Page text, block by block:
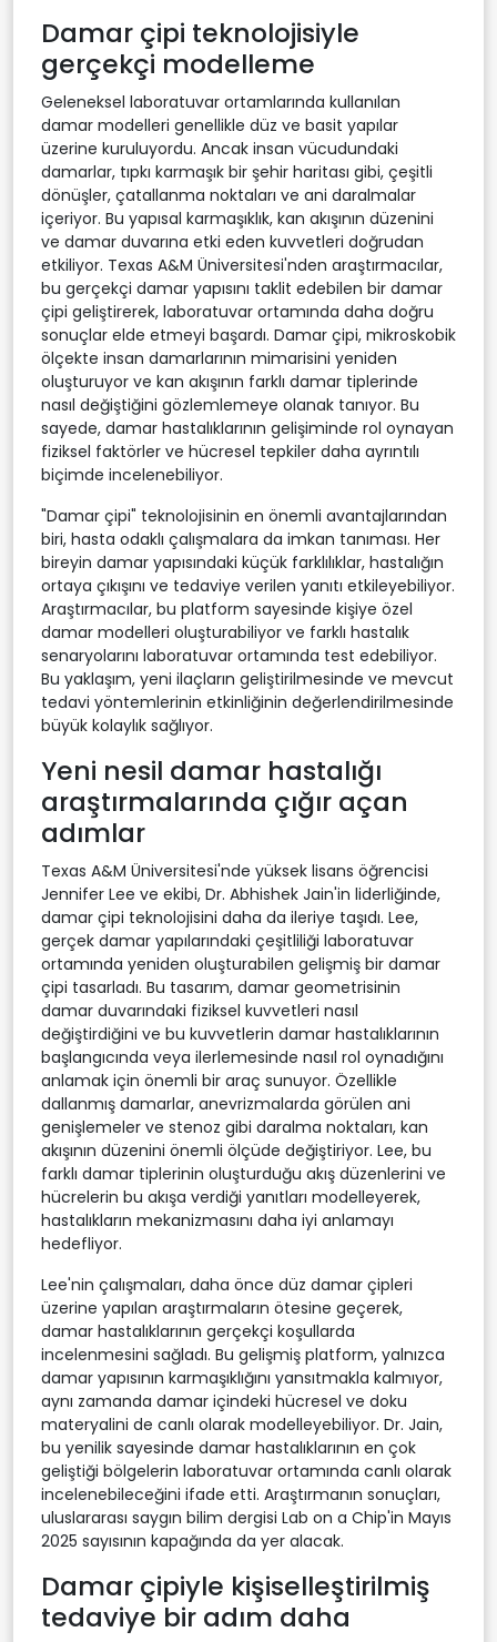
Damar çipi teknolojisiyle
gerçekçi modelleme
Geleneksel laboratuvar ortamlarında kullanılan
damar modelleri genellikle düz ve basit yapılar
üzerine kuruluyordu. Ancak insan vücudundaki
damarlar, tıpkı karmaşık bir şehir haritası gibi, çeşitli
dönüşler, çatallanma noktaları ve ani daralmalar
içeriyor. Bu yapısal karmaşıklık, kan akışının düzenini
ve damar duvarına etki eden kuvvetleri doğrudan
etkiliyor. Texas A&M Üniversitesi'nden araştırmacılar,
bu gerçekçi damar yapısını taklit edebilen bir damar
çipi geliştirerek, laboratuvar ortamında daha doğru
sonuçlar elde etmeyi başardı. Damar çipi, mikroskobik
ölçekte insan damarlarının mimarisini yeniden
oluşturuyor ve kan akışının farklı damar tiplerinde
nasıl değiştiğini gözlemlemeye olanak tanıyor. Bu
sayede, damar hastalıklarının gelişiminde rol oynayan
fiziksel faktörler ve hücresel tepkiler daha ayrıntılı
biçimde incelenebiliyor.
"Damar çipi" teknolojisinin en önemli avantajlarından
biri, hasta odaklı çalışmalara da imkan tanıması. Her
bireyin damar yapısındaki küçük farklılıklar, hastalığın
ortaya çıkışını ve tedaviye verilen yanıtı etkileyebiliyor.
Araştırmacılar, bu platform sayesinde kişiye özel
damar modelleri oluşturabiliyor ve farklı hastalık
senaryolarını laboratuvar ortamında test edebiliyor.
Bu yaklaşım, yeni ilaçların geliştirilmesinde ve mevcut
tedavi yöntemlerinin etkinliğinin değerlendirilmesinde
büyük kolaylık sağlıyor.
Yeni nesil damar hastalığı
araştırmalarında çığır açan
adımlar
Texas A&M Üniversitesi'nde yüksek lisans öğrencisi
Jennifer Lee ve ekibi, Dr. Abhishek Jain'in liderliğinde,
damar çipi teknolojisini daha da ileriye taşıdı. Lee,
gerçek damar yapılarındaki çeşitliliği laboratuvar
ortamında yeniden oluşturabilen gelişmiş bir damar
çipi tasarladı. Bu tasarım, damar geometrisinin
damar duvarındaki fiziksel kuvvetleri nasıl
değiştirdiğini ve bu kuvvetlerin damar hastalıklarının
başlangıcında veya ilerlemesinde nasıl rol oynadığını
anlamak için önemli bir araç sunuyor. Özellikle
dallanmış damarlar, anevrizmalarda görülen ani
genişlemeler ve stenoz gibi daralma noktaları, kan
akışının düzenini önemli ölçüde değiştiriyor. Lee, bu
farklı damar tiplerinin oluşturduğu akış düzenlerini ve
hücrelerin bu akışa verdiği yanıtları modelleyerek,
hastalıkların mekanizmasını daha iyi anlamayı
hedefliyor.
Lee'nin çalışmaları, daha önce düz damar çipleri
üzerine yapılan araştırmaların ötesine geçerek,
damar hastalıklarının gerçekçi koşullarda
incelenmesini sağladı. Bu gelişmiş platform, yalnızca
damar yapısının karmaşıklığını yansıtmakla kalmıyor,
aynı zamanda damar içindeki hücresel ve doku
materyalini de canlı olarak modelleyebiliyor. Dr. Jain,
bu yenilik sayesinde damar hastalıklarının en çok
geliştiği bölgelerin laboratuvar ortamında canlı olarak
incelenebileceğini ifade etti. Araştırmanın sonuçları,
uluslararası saygın bilim dergisi Lab on a Chip'in Mayıs
2025 sayısının kapağında da yer alacak.
Damar çipiyle kişiselleştirilmiş
tedaviye bir adım daha